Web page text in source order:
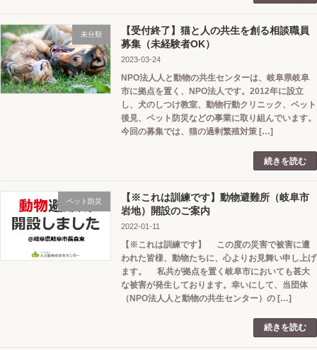
未分類
【受付終了】猫と人の共生を創る相談職員
募集（未経験者OK）
2023-03-24
NPO法人人と動物の共生センターは、岐阜県岐阜
市に拠点を置く、NPO法人です。2012年に設立
し、犬のしつけ教室、動物行動クリニック、ペット
後見、ペット防災などの事業に取り組んでいます。
今回の募集では、猫の過剰繁殖対策 […]
続きを読む
ペット防災
【※これは訓練です】動物避難所（岐阜市
岩地）開設のご案内
2022-01-11
【※これは訓練です】 この度の災害で被害に遭
われた皆様、動物たちに、心よりお見舞い申し上げ
ます。 私共が拠点を置く岐阜市においても甚大
な被害が発生しております。幸いにして、当団体
（NPO法人人と動物の共生センター）の […]
続きを読む